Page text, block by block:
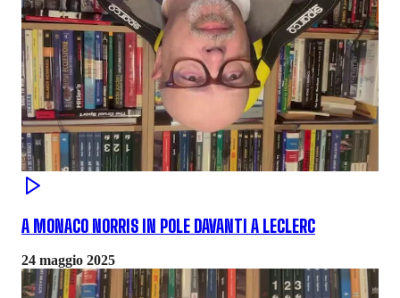
A MONACO NORRIS IN POLE DAVANTI A LECLERC
24 maggio 2025